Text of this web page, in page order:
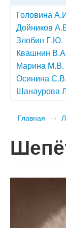
Головина
Дойников
Злобин Г.Ю.
Квашнин
Марина М.В.
Осинина С.В.
Шанаурова
Главная →